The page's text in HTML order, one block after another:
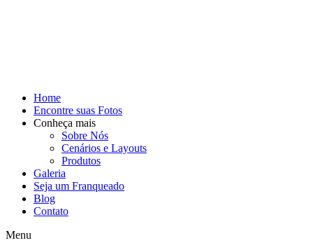
Home
Encontre suas Fotos
Conheça mais
Sobre Nós
Cenários e Layouts
Produtos
Galeria
Seja um Franqueado
Blog
Contato
Menu